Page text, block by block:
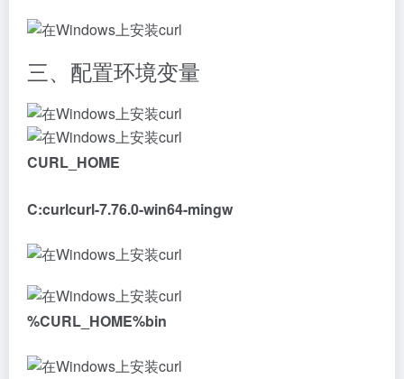
三、配置环境变量
CURL_HOME
C:curlcurl-7.76.0-win64-mingw
%CURL_HOME%bin